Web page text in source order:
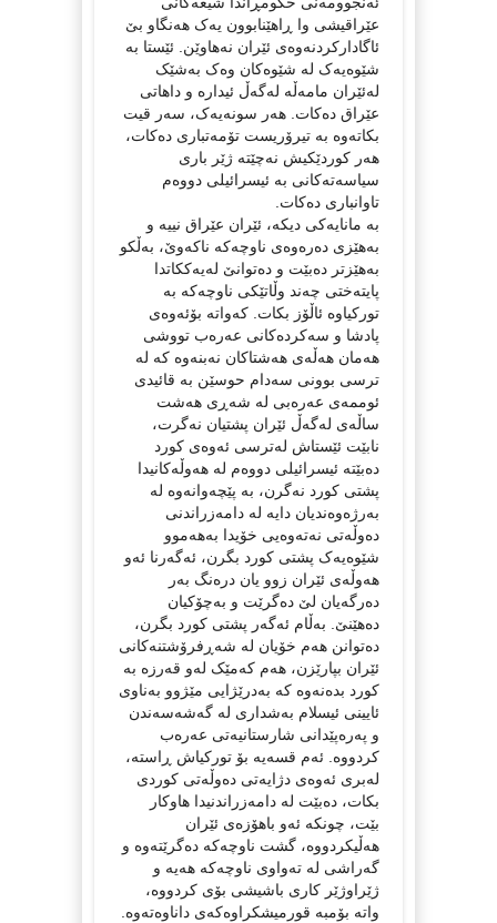
عێراقیشی وا ڕاهێنابوون یەک هەنگاو بێ
ئاگادارکردنەوەی ئێران نەهاوێن. ئێستا بە
شێوەیەک لە شێوەکان وەک بەشێک
لەئێران مامەڵە لەگەڵ ئیدارە و داهاتی
عێراق دەکات. هەر سونەیەک، سەر قیت
بکاتەوە بە تیرۆریست تۆمەتباری دەکات،
هەر کوردێکیش نەچێتە ژێر باری
سیاسەتەکانی بە ئیسرائیلی دووەم
تاوانباری دەکات.
بە مانایەکی دیکە، ئێران عێراق نییە و
بەهێزی دەرەوەی ناوچەکە ناکەوێ، بەڵکو
بەهێزتر دەبێت و دەتوانێ لەیەککاتدا
پایتەختی چەند وڵاتێکی ناوچەکە بە
تورکیاوە ئاڵۆز بکات. کەواتە بۆئەوەی
پادشا و سەکردەکانی عەرەب تووشی
هەمان هەڵەی هەشتاکان نەبنەوە کە لە
ترسی بوونی سەدام حوسێن بە قائیدی
ئوممەی عەرەبی لە شەڕی هەشت
ساڵەی لەگەڵ ئێران پشتیان نەگرت،
نابێت ئێستاش لەترسی ئەوەی کورد
دەبێتە ئیسرائیلی دووەم لە هەوڵەکانیدا
پشتی کورد نەگرن، بە پێچەوانەوە لە
بەرژەوەندیان دایە لە دامەزراندنی
دەوڵەتی نەتەوەیی خۆیدا بەهەموو
شێوەیەک پشتی کورد بگرن، ئەگەرنا ئەو
هەوڵەی ئێران زوو یان درەنگ بەر
دەرگەیان لێ دەگرێت و بەچۆکیان
دەهێنێ. بەڵام ئەگەر پشتی کورد بگرن،
دەتوانن هەم خۆیان لە شەڕفرۆشتنەکانی
ئێران بپارێزن، هەم کەمێک لەو قەرزە بە
کورد بدەنەوە کە بەدرێژایی مێژوو بەناوی
ئایینی ئیسلام بەشداری لە گەشەسەندن
و پەرەپێدانی شارستانیەتی عەرەب
کردووە. ئەم قسەیە بۆ تورکیاش ڕاستە،
لەبری ئەوەی دژایەتی دەوڵەتی کوردی
بکات، دەبێت لە دامەزراندنیدا هاوکار
بێت، چونکە ئەو باهۆزەی ئێران
هەڵیکردووە، گشت ناوچەکە دەگرێتەوە و
گەراشی لە تەواوی ناوچەکە هەیە و
ژێراوژێر کاری باشیشی بۆی کردووە،
واتە بۆمبە قورمیشکراوەکەی داناوەتەوە.